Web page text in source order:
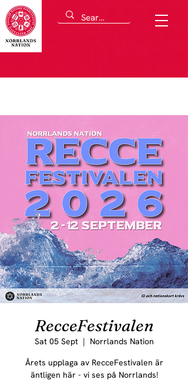
RecceFestivalen
Sat 05 Sept
  |
Norrlands Nation
Årets upplaga av RecceFestivalen är
äntligen här - vi ses på Norrlands!